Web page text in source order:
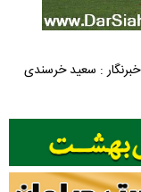
خبرنگار : سعید خرسندی